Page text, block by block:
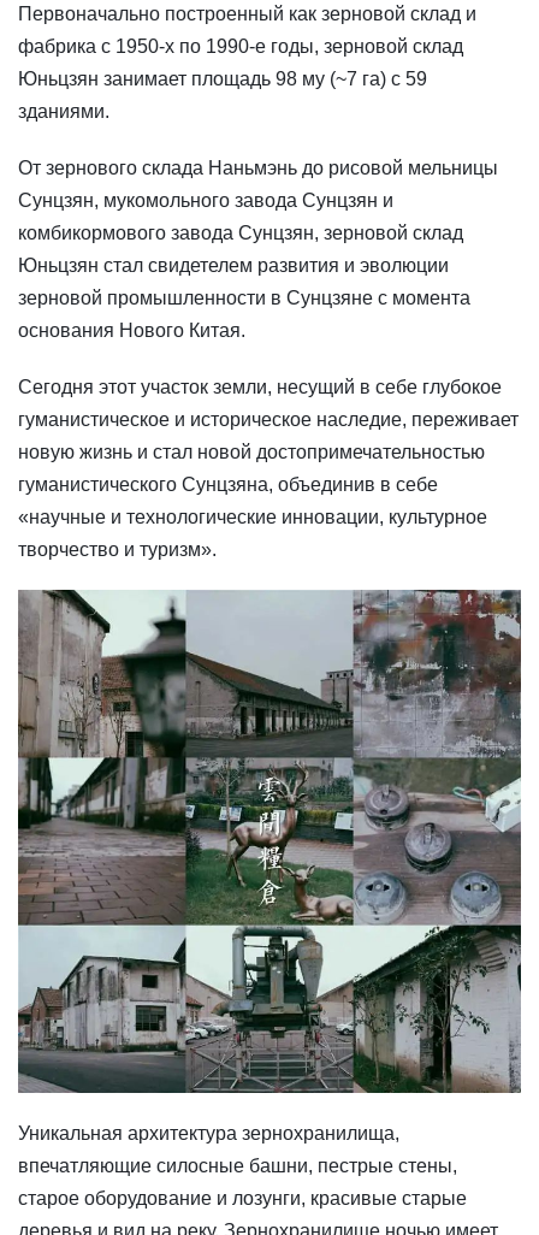
Первоначально построенный как зерновой склад и
фабрика с 1950-х по 1990-е годы, зерновой склад
Юньцзян занимает площадь 98 му (~7 га) с 59
зданиями.
От зернового склада Наньмэнь до рисовой мельницы
Сунцзян, мукомольного завода Сунцзян и
комбикормового завода Сунцзян, зерновой склад
Юньцзян стал свидетелем развития и эволюции
зерновой промышленности в Сунцзяне с момента
основания Нового Китая.
Сегодня этот участок земли, несущий в себе глубокое
гуманистическое и историческое наследие, переживает
новую жизнь и стал новой достопримечательностью
гуманистического Сунцзяна, объединив в себе
«научные и технологические инновации, культурное
творчество и туризм».
Уникальная архитектура зернохранилища,
впечатляющие силосные башни, пестрые стены,
старое оборудование и лозунги, красивые старые
деревья и вид на реку. Зернохранилище ночью имеет